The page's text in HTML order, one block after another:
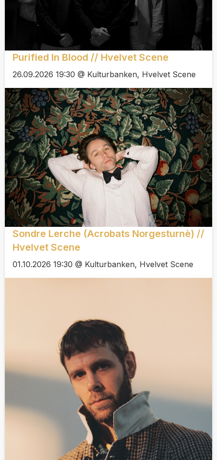
Purified In Blood // Hvelvet Scene
26.09.2026 19:30 @ Kulturbanken, Hvelvet Scene
Sondre Lerche (Acrobats Norgesturnè) //
Hvelvet Scene
01.10.2026 19:30 @ Kulturbanken, Hvelvet Scene